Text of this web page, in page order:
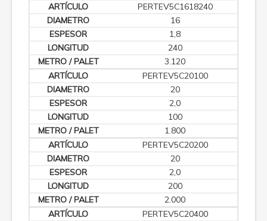
PERTEV5C1618240
16
1,8
240
3.120
PERTEV5C20100
20
2,0
100
1.800
PERTEV5C20200
20
2,0
200
2.000
PERTEV5C20400